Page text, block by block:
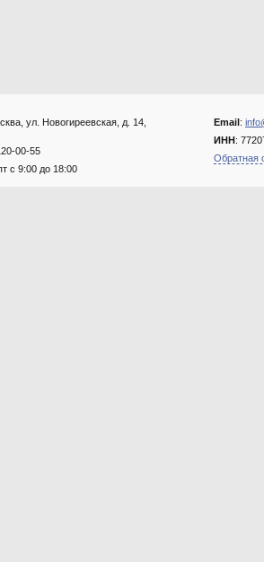
ул. Новогиреевская, д. 14,
00-55
с 9:00 до 18:00
Email:
ИНН:
Обратная